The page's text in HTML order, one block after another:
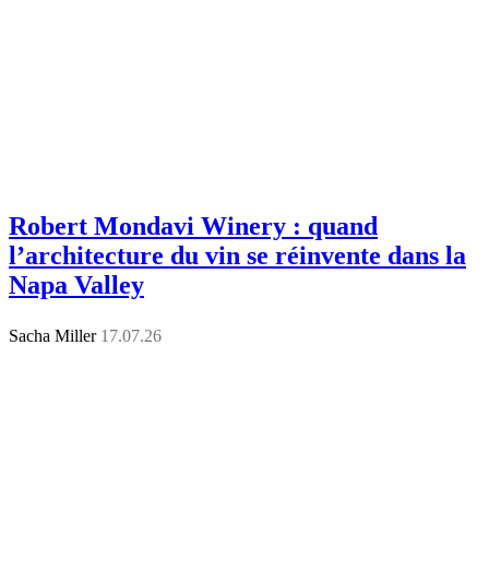
Robert Mondavi Winery : quand
l’architecture du vin se réinvente dans la
Napa Valley
Sacha Miller 17.07.26